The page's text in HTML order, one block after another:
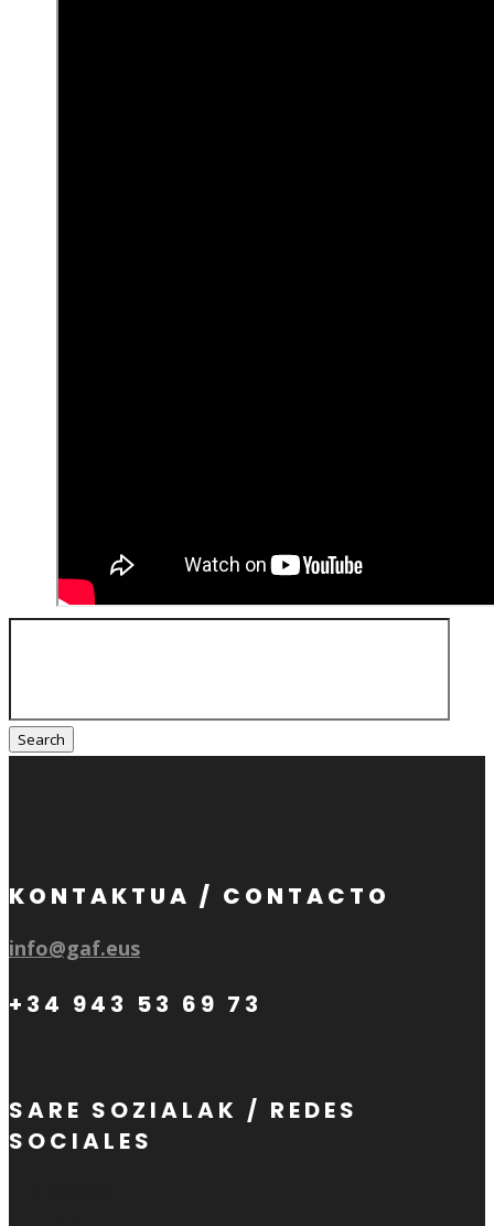
KONTAKTUA / CONTACTO
info@gaf.eus
+34 943 53 69 73
SARE SOZIALAK / REDES
SOCIALES